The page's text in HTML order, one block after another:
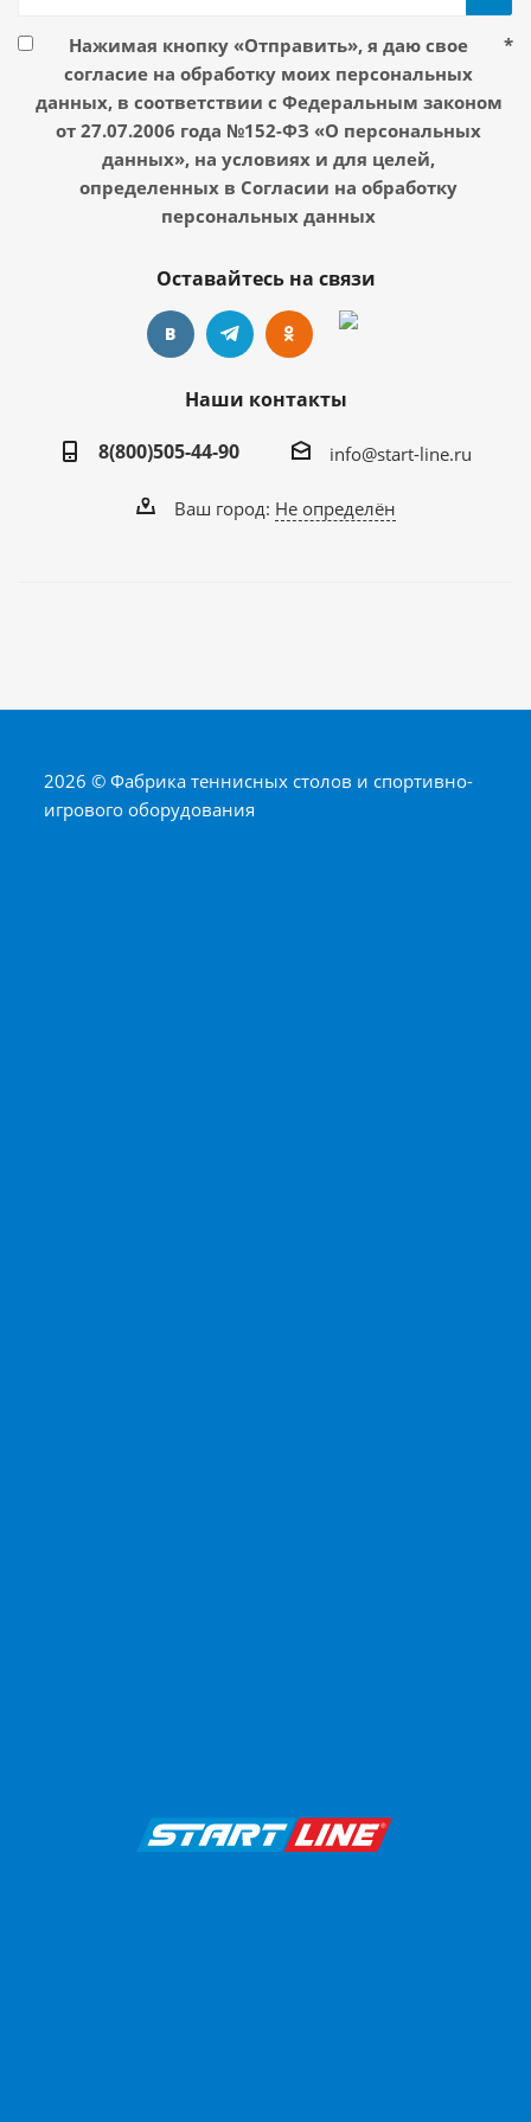
Нажимая кнопку «Отправить», я даю свое
согласие на обработку моих персональных
данных, в соответствии с Федеральным законом
от 27.07.2006 года №152-ФЗ «О персональных
данных», на условиях и для целей,
определенных в Согласии на обработку
персональных данных
*
Оставайтесь на связи
Наши контакты
8(800)505-44-90
info@start-line.ru
Ваш город: Не определён
2026 © Фабрика теннисных столов и спортивно-
игрового оборудования